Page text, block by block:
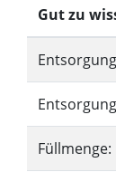
Gut zu
Füllmenge: